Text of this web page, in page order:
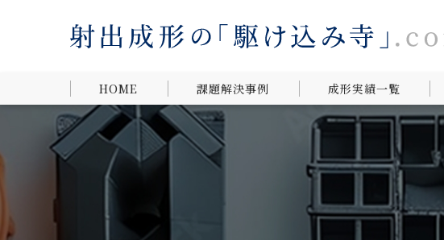
HOME 課題解決事例
材質提案による、
お客様ニーズの実
成形実績一覧
材質から探す
形状・用途から探
業界から探す